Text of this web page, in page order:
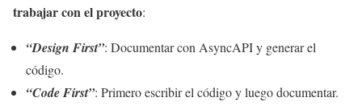
trabajar con el proyecto:
“Design First”: Documentar con AsyncAPI y generar el
código.
“Code First”: Primero escribir el código y luego documentar.